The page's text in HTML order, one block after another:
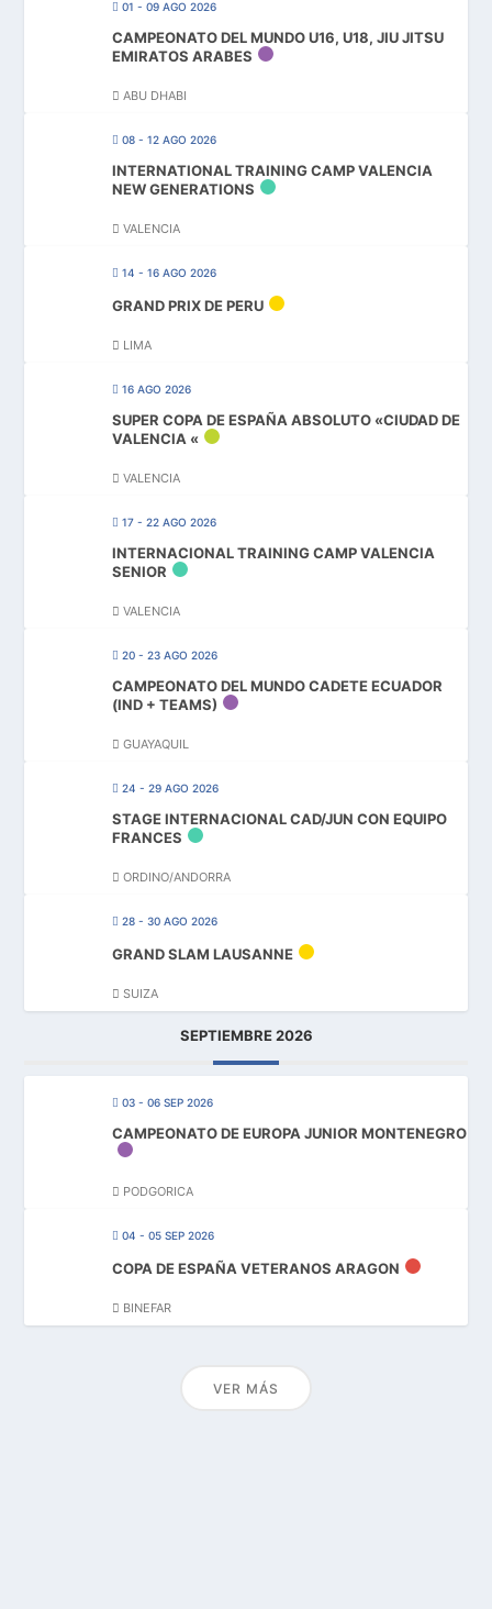
01 - 09 AGO 2026
CAMPEONATO DEL MUNDO U16, U18, JIU JITSU
EMIRATOS ARABES
ABU DHABI
08 - 12 AGO 2026
INTERNATIONAL TRAINING CAMP VALENCIA
NEW GENERATIONS
VALENCIA
14 - 16 AGO 2026
GRAND PRIX DE PERU
LIMA
16 AGO 2026
SUPER COPA DE ESPAÑA ABSOLUTO «CIUDAD DE
VALENCIA «
VALENCIA
17 - 22 AGO 2026
INTERNACIONAL TRAINING CAMP VALENCIA
SENIOR
VALENCIA
20 - 23 AGO 2026
CAMPEONATO DEL MUNDO CADETE ECUADOR
(IND + TEAMS)
GUAYAQUIL
24 - 29 AGO 2026
STAGE INTERNACIONAL CAD/JUN CON EQUIPO
FRANCES
ORDINO/ANDORRA
28 - 30 AGO 2026
GRAND SLAM LAUSANNE
SUIZA
SEPTIEMBRE 2026
03 - 06 SEP 2026
CAMPEONATO DE EUROPA JUNIOR MONTENEGRO
PODGORICA
04 - 05 SEP 2026
COPA DE ESPAÑA VETERANOS ARAGON
BINEFAR
VER MÁS